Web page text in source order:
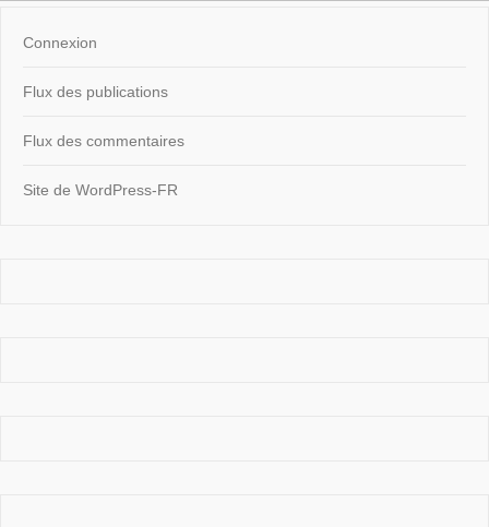
Connexion
Flux des publications
Flux des commentaires
Site de WordPress-FR